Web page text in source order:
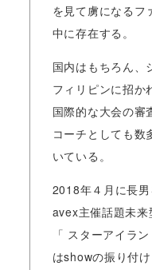
を見て虜になるフ
中に存在する。
国内はもちろん、
フィリピンに招か
国際的な大会の審
コーチとしても数
いている。
2018年４月に長
avex主催話題未来
「 スターアイラ
はshowの振り付